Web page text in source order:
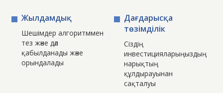
Алгоритмдер өсіп келе жатқан нарық жағдайында
ақша табуға, сондай-ақ оның құлдырауына тиімді
қарсы тұруға мүмкіндік береді. Мұндай нәтиже үш
фактордың арқасында мүмкін болды: портфельдің
өтімділігі жоғары құрамдастары, автоматтандырылған
трейдингті пайдалану және портфельді басқарудың
кешенді тәсілдері.
Жылдамдық
Шешімдер алгоритммен
тез және дәл
қабылданады және
орындалады
Дағдарысқа
төзімділік
Сіздің
инвестицияларыңыздың
нарықтың
құлдырауынан
сақталуы